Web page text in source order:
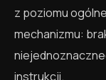
z poziomu
mechanizmu:
instrukcji.